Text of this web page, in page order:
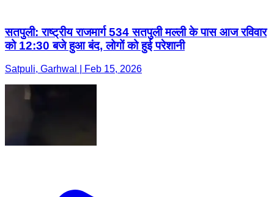
सतपुली: राष्ट्रीय राजमार्ग 534 सतपुली मल्ली के पास आज रविवार
को 12:30 बजे हुआ बंद, लोगों को हुई परेशानी
Satpuli, Garhwal | Feb 15, 2026